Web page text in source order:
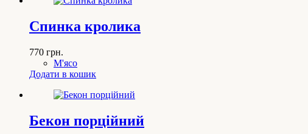
Спинка кролика
770 грн.
М'ясо
Додати в кошик
Бекон порційний